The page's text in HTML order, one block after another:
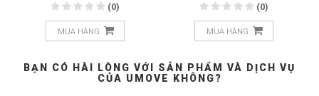
(0)
MUA HÀNG
(0)
MUA HÀNG
BẠN CÓ HÀI LÒNG VỚI SẢN PHẨM VÀ DỊCH VỤ
CỦA UMOVE KHÔNG?